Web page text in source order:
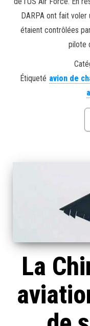
DARPA ont fait
étaient contrôlées
pilote
Étiqueté avion de
La